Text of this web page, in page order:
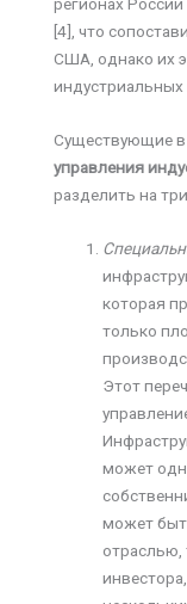
[4], что
США, однако их
индустриальных
Существующие в
управления
разделить на
которая
только
Этот
может
может
отраслью,